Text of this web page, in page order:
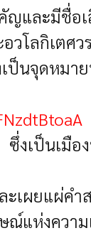
ละมีชื่อเ
ลกิเตศ
ป็นจุดหม
งเป็นเมื
เผยแผ่
ณ์แห่งค